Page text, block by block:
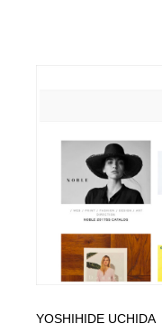
YOSHIHIDE UCHIDA